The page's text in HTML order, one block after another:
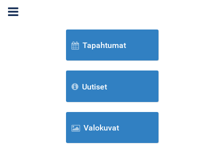
Tapahtumat
Uutiset
Valokuvat